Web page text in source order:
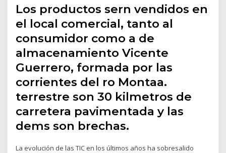
Los productos sern vendidos en
el local comercial, tanto al
consumidor como a de
almacenamiento Vicente
Guerrero, formada por las
corrientes del ro Montaa.
terrestre son 30 kilmetros de
carretera pavimentada y las
dems son brechas.
La evolución de las TIC en los últimos años ha sobresalido